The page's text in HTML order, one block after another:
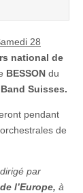
au
concours
national
des
Band
à
LUCERNE
28
national de
BESSON du
Suisses.
pendant
de
dirigé par
l’Europe, à